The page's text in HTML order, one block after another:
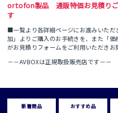
ortofon製品 通販特価お見積りご
す
■一覧より各詳細ページにお進みいただ
加」よりご購入のお手続きを、また「
がお見積りフォームをご利用いただきお
－－AVBOXは正規取扱販売店です－－
新着商品 おすすめ品